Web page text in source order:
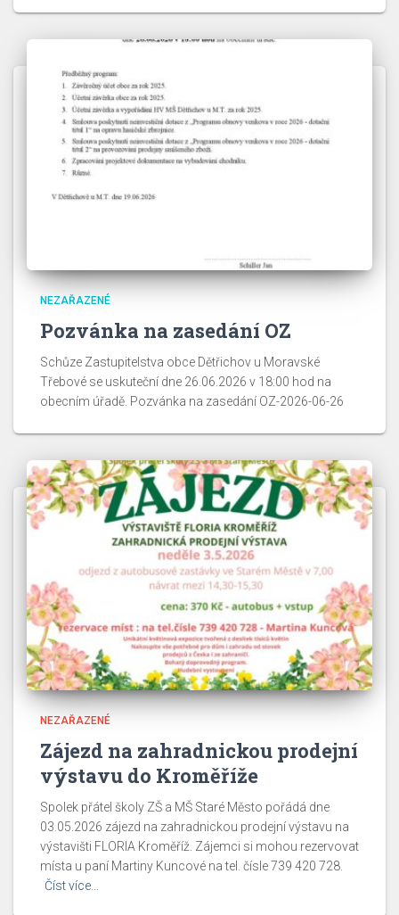
NEZAŘAZENÉ
Pozvánka na zasedání OZ
Schůze Zastupitelstva obce Dětřichov u Moravské
Třebové se uskuteční dne 26.06.2026 v 18:00 hod na
obecním úřadě. Pozvánka na zasedání OZ-2026-06-26
NEZAŘAZENÉ
Zájezd na zahradnickou prodejní
výstavu do Kroměříže
Spolek přátel školy ZŠ a MŠ Staré Město pořádá dne
03.05.2026 zájezd na zahradnickou prodejní výstavu na
výstavišti FLORIA Kroměříž. Zájemci si mohou rezervovat
místa u paní Martiny Kuncové na tel. čísle 739 420 728.
Číst více…